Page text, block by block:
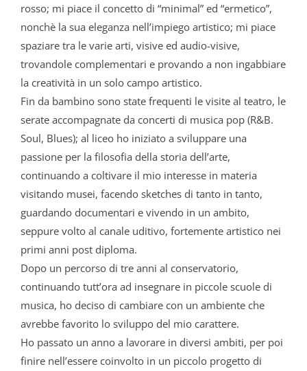
rosso; mi piace il concetto di “minimal” ed “ermetico”,
nonchè la sua eleganza nell’impiego artistico; mi piace
spaziare tra le varie arti, visive ed audio-visive,
trovandole complementari e provando a non ingabbiare
la creatività in un solo campo artistico.
Fin da bambino sono state frequenti le visite al teatro, le
serate accompagnate da concerti di musica pop (R&B.
Soul, Blues); al liceo ho iniziato a sviluppare una
passione per la filosofia della storia dell’arte,
continuando a coltivare il mio interesse in materia
visitando musei, facendo sketches di tanto in tanto,
guardando documentari e vivendo in un ambito,
seppure volto al canale uditivo, fortemente artistico nei
primi anni post diploma.
Dopo un percorso di tre anni al conservatorio,
continuando tutt’ora ad insegnare in piccole scuole di
musica, ho deciso di cambiare con un ambiente che
avrebbe favorito lo sviluppo del mio carattere.
Ho passato un anno a lavorare in diversi ambiti, per poi
finire nell’essere coinvolto in un piccolo progetto di